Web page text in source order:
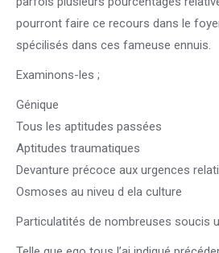
pourront faire ce recours dans le
spécilisés dans ces fameuse ennuis.
Examinons-les ;
Génique
Tous les aptitudes passées
Aptitudes traumatiques
Devanture précoce aux urgences
Osmoses au niveu d ela culture
Particulatités de nombreuses soucis